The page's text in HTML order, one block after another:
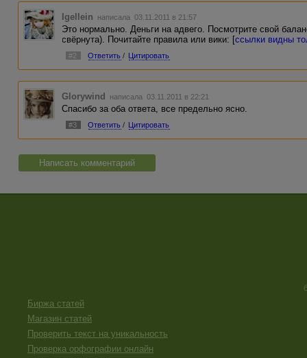
Igellein написала 03.11.2011 в 21:57
Это нормально. Деньги на адвего. Посмотрите свой
свёрнута). Почитайте правила или вики: [ссылки видны
#2 Ответить / Цитировать
Glorywind написала 03.11.2011 в 22:21
Спасибо за оба ответа, все предельно ясно.
#3 Ответить / Цитировать
Написать комментарий
Биржа статей
Магазин статей
Проверить текст на уникальность
Проверка орфографии онлайн